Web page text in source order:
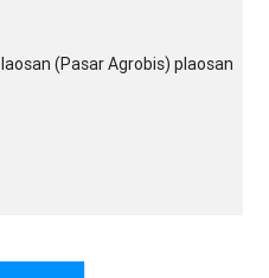
(Pasar Agrobis) plaosan